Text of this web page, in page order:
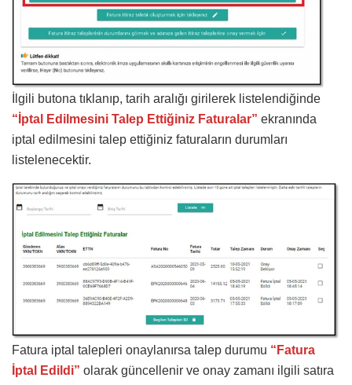
İlgili butona tıklanıp, tarih aralığı girilerek listelendiğinde
“İptal Edilmesini Talep Ettiğiniz Faturalar” ekranında
iptal edilmesini talep ettiğiniz faturaların durumları
listelenecektir.
Fatura iptal talepleri onaylanırsa talep durumu “Fatura
İptal Edildi” olarak güncellenir ve onay zamanı ilgili satıra